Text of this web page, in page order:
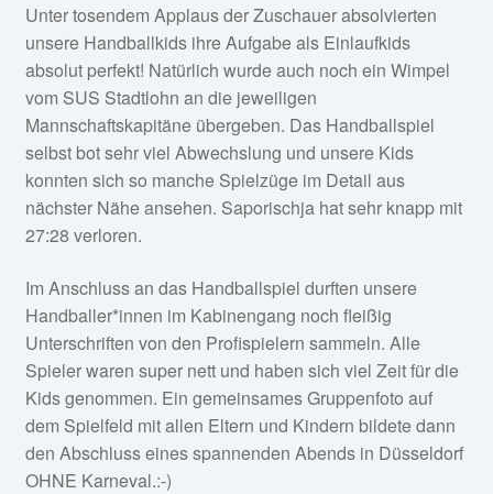
Unter tosendem Applaus der Zuschauer absolvierten
unsere Handballkids ihre Aufgabe als Einlaufkids
absolut perfekt! Natürlich wurde auch noch ein Wimpel
vom SUS Stadtlohn an die jeweiligen
Mannschaftskapitäne übergeben. Das Handballspiel
selbst bot sehr viel Abwechslung und unsere Kids
konnten sich so manche Spielzüge im Detail aus
nächster Nähe ansehen. Saporischja hat sehr knapp mit
27:28 verloren.
Im Anschluss an das Handballspiel durften unsere
Handballer*innen im Kabinengang noch fleißig
Unterschriften von den Profispielern sammeln. Alle
Spieler waren super nett und haben sich viel Zeit für die
Kids genommen. Ein gemeinsames Gruppenfoto auf
dem Spielfeld mit allen Eltern und Kindern bildete dann
den Abschluss eines spannenden Abends in Düsseldorf
OHNE Karneval.:-)